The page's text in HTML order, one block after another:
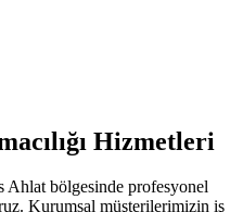
Hizmetleri
Ahlat bölgesinde profesyonel
Kurumsal müşterilerimizin iş